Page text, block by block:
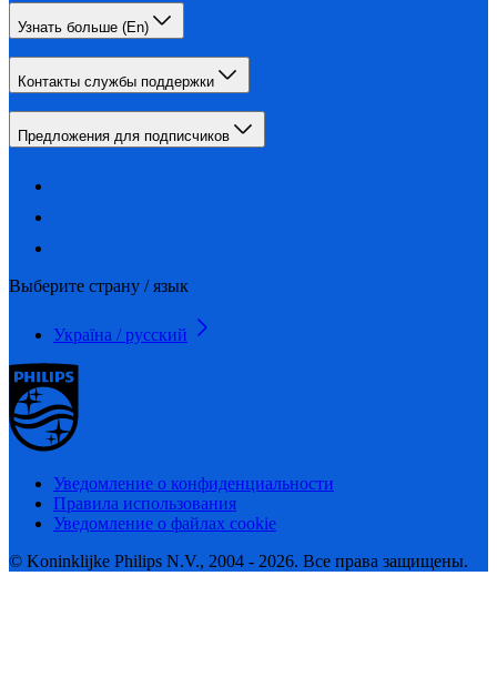
Узнать больше (En)
Контакты службы поддержки
Предложения для подписчиков
Выберите страну / язык
Україна / русский
Уведомление о конфиденциальности
Правила использования
Уведомление о файлах cookie
© Koninklijke Philips N.V., 2004 - 2026. Все права защищены.